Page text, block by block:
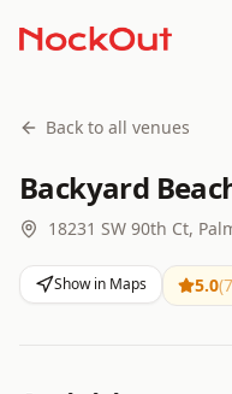
Back to all venues
Backyard
18231 SW 90th Ct,
Show in Maps 5.0(7